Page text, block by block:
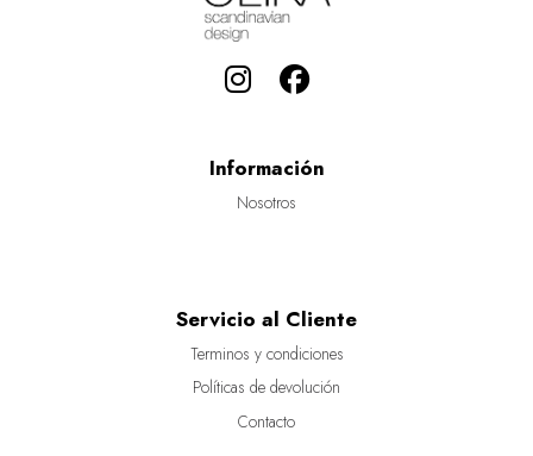
Información
Nosotros
Servicio al Cliente
Terminos y condiciones
Políticas de devolución
Contacto